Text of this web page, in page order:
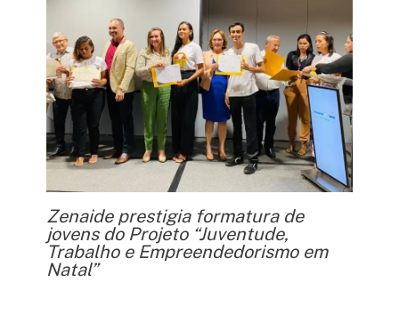
Zenaide prestigia formatura de
jovens do Projeto “Juventude,
Trabalho e Empreendedorismo em
Natal”